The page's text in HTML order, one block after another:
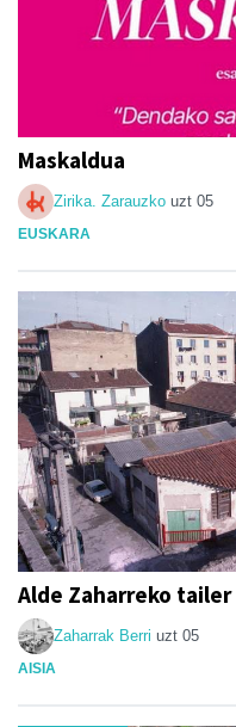
Maskaldua
Zirika. Zarauzko uzt 05
EUSKARA
Alde Zaharreko
Zaharrak Berri uzt 05
AISIA